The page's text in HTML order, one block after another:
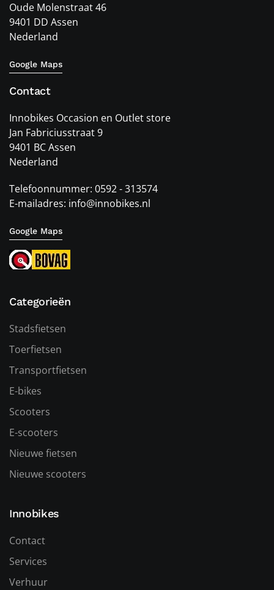
Oude Molenstraat 46
9401 DD Assen
Nederland
Google Maps
Contact
Innobikes Occasion en Outlet store
Jan Fabriciusstraat 9
9401 BC Assen
Nederland
Telefoonnummer: 0592 - 313574
E-mailadres: info@innobikes.nl
Google Maps
Categorieën
Stadsfietsen
Toerfietsen
Transportfietsen
E-bikes
Scooters
E-scooters
Nieuwe fietsen
Nieuwe scooters
Innobikes
Contact
Services
Verhuur